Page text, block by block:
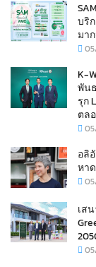
บริ
มา
K-
พัน
รุก
ตล
อลิ
หา
เส